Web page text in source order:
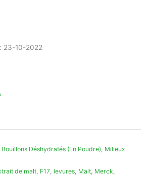
23-10-2022
Bouillons Déshydratés (En Poudre), Milieux
de malt, F17, levures, Malt, Merck,